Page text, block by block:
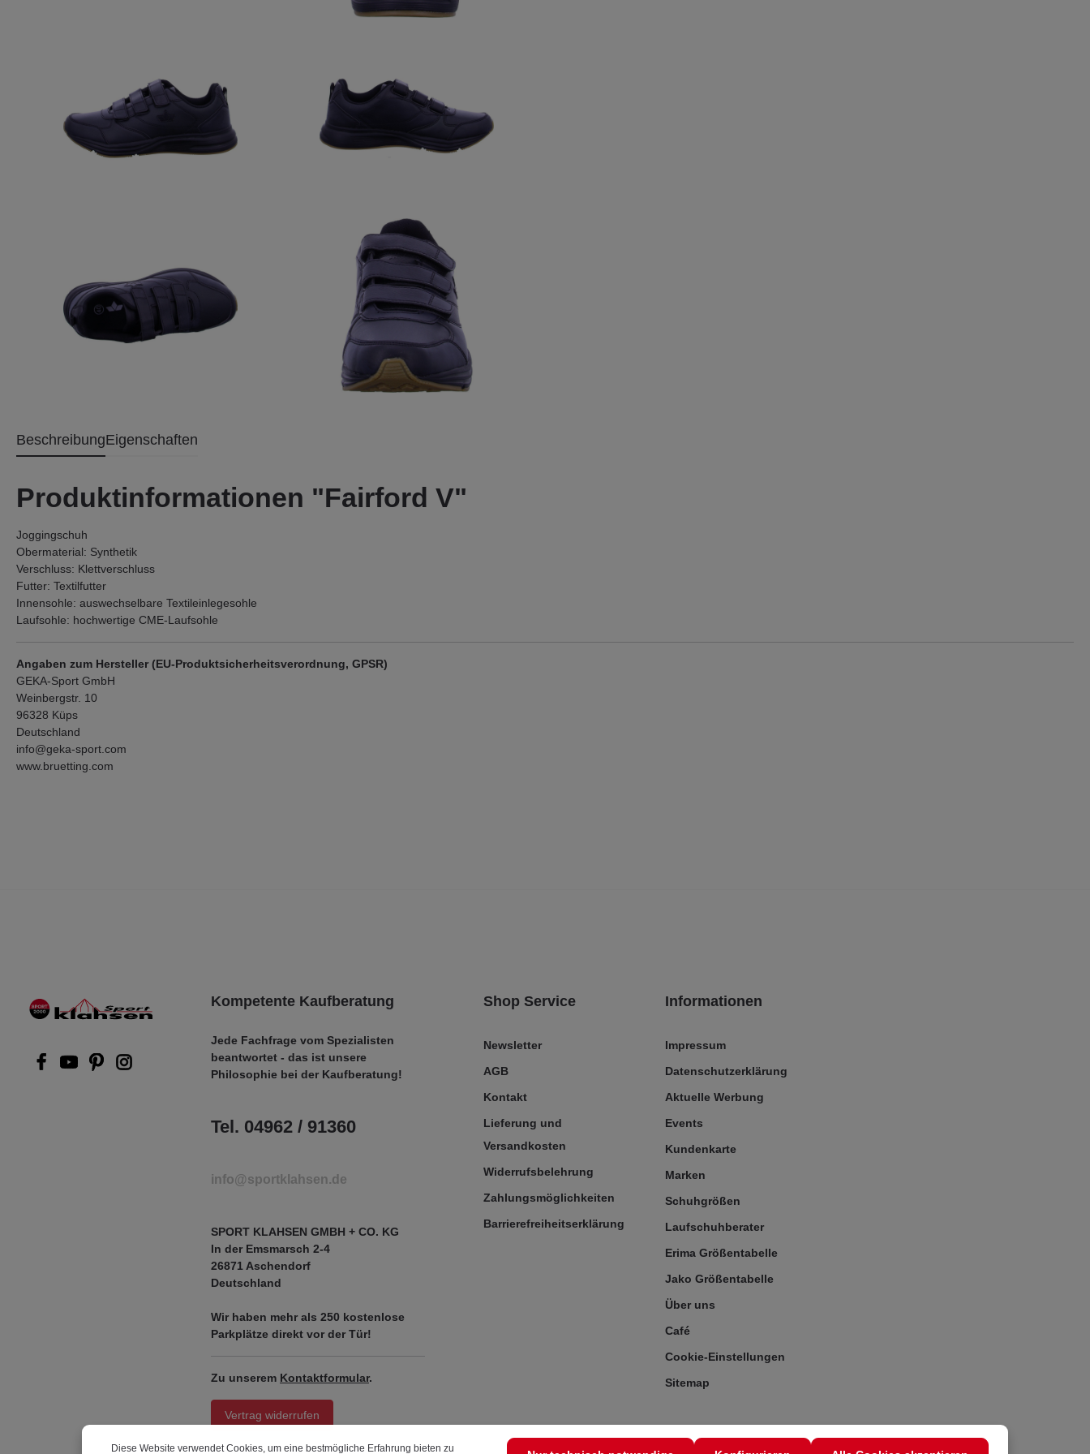
BeschreibungEigenschaften
Produktinformationen "Fairford V"
Joggingschuh
Obermaterial: Synthetik
Verschluss: Klettverschluss
Futter: Textilfutter
Innensohle: auswechselbare Textileinlegesohle
Laufsohle: hochwertige CME-Laufsohle
Angaben zum Hersteller (EU-Produktsicherheitsverordnung, GPSR)
GEKA-Sport GmbH
Weinbergstr. 10
96328 Küps
Deutschland
info@geka-sport.com
www.bruetting.com
Kompetente Kaufberatung
Jede Fachfrage vom Spezialisten
beantwortet - das ist unsere
Philosophie bei der Kaufberatung!
Tel. 04962 / 91360
info@sportklahsen.de
SPORT KLAHSEN GMBH + CO. KG
In der Emsmarsch 2-4
26871 Aschendorf
Deutschland
Wir haben mehr als 250 kostenlose
Parkplätze direkt vor der Tür!
Zu unserem Kontaktformular.
Vertrag widerrufen
Shop Service
Newsletter
AGB
Kontakt
Lieferung und
Versandkosten
Widerrufsbelehrung
Zahlungsmöglichkeiten
Barrierefreiheitserklärung
Informationen
Impressum
Datenschutzerklärung
Aktuelle Werbung
Events
Kundenkarte
Marken
Schuhgrößen
Laufschuhberater
Erima Größentabelle
Jako Größentabelle
Über uns
Café
Cookie-Einstellungen
Sitemap
Diese Website verwendet Cookies, um eine bestmögliche Erfahrung bieten zu